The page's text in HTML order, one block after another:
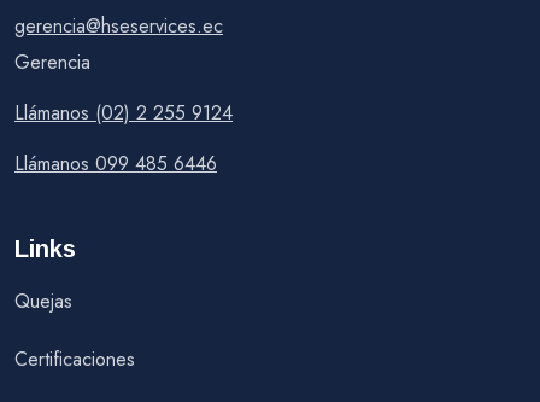
gerencia@hseservices.ec
Gerencia
Llámanos (02) 2 255 9124
Llámanos 099 485 6446
Links
Quejas
Certificaciones